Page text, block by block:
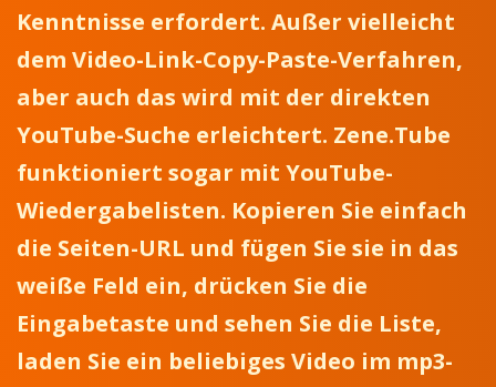
Kenntnisse erfordert. Außer vielleicht
dem Video-Link-Copy-Paste-Verfahren,
aber auch das wird mit der direkten
YouTube-Suche erleichtert. Zene.Tube
funktioniert sogar mit YouTube-
Wiedergabelisten. Kopieren Sie einfach
die Seiten-URL und fügen Sie sie in das
weiße Feld ein, drücken Sie die
Eingabetaste und sehen Sie die Liste,
laden Sie ein beliebiges Video im mp3-